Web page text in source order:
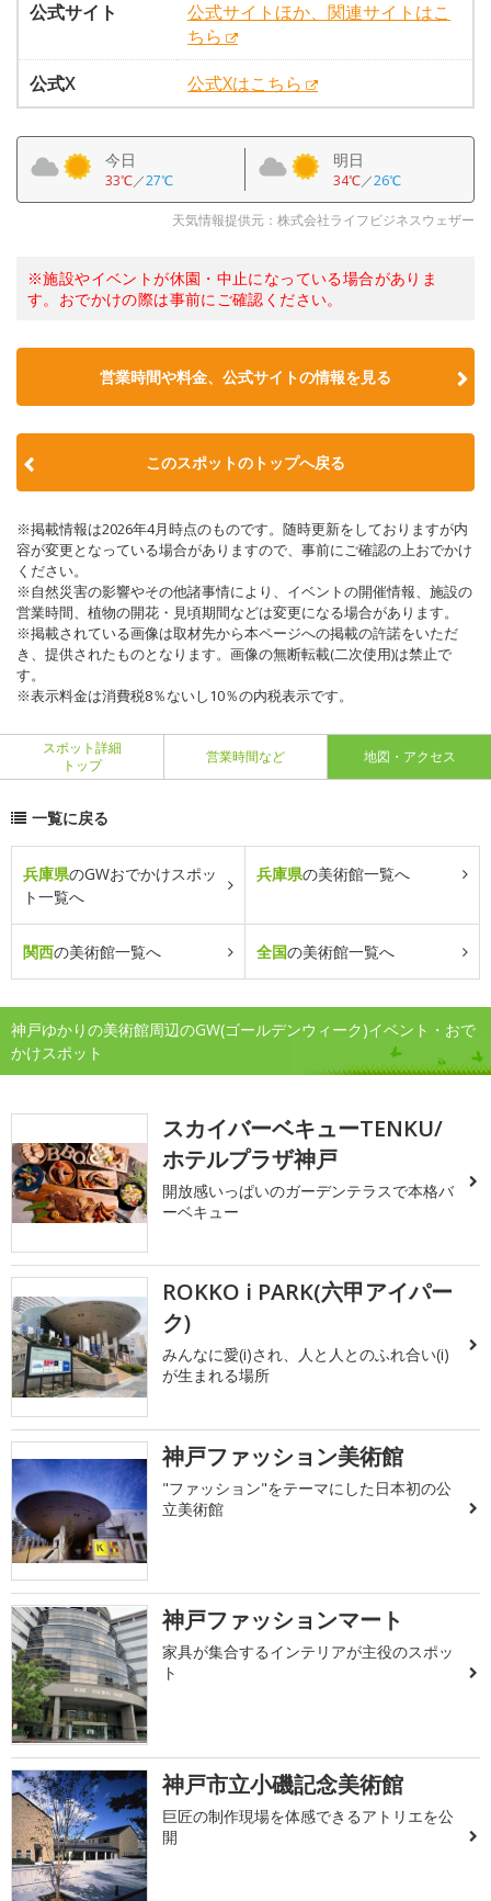
公式サイト
公式サイトほか、関連サイトはこ
ちら
公式X
公式Xはこちら
今日
33℃／27℃
明日
34℃／26℃
天気情報提供元：株式会社ライフビジネスウェザー
※施設やイベントが休園・中止になっている場合がありま
す。おでかけの際は事前にご確認ください。
営業時間や料金、公式サイトの情報を見る
このスポットのトップへ戻る
※掲載情報は2026年4月時点のものです。随時更新をしておりますが内
容が変更となっている場合がありますので、事前にご確認の上おでかけ
ください。
※自然災害の影響やその他諸事情により、イベントの開催情報、施設の
営業時間、植物の開花・見頃期間などは変更になる場合があります。
※掲載されている画像は取材先から本ページへの掲載の許諾をいただ
き、提供されたものとなります。画像の無断転載(二次使用)は禁止で
す。
※表示料金は消費税8％ないし10％の内税表示です。
スポット詳細
トップ
営業時間など 地図・アクセス
一覧に戻る
兵庫県のGWおでかけスポッ
ト一覧へ
兵庫県の美術館一覧へ
関西の美術館一覧へ 全国の美術館一覧へ
神戸ゆかりの美術館周辺のGW(ゴールデンウィーク)イベント・おで
かけスポット
スカイバーベキューTENKU/
ホテルプラザ神戸
開放感いっぱいのガーデンテラスで本格バ
ーベキュー
ROKKO i PARK(六甲アイパー
ク)
みんなに愛(i)され、人と人とのふれ合い(i)
が生まれる場所
神戸ファッション美術館
"ファッション"をテーマにした日本初の公
立美術館
神戸ファッションマート
家具が集合するインテリアが主役のスポッ
ト
神戸市立小磯記念美術館
巨匠の制作現場を体感できるアトリエを公
開